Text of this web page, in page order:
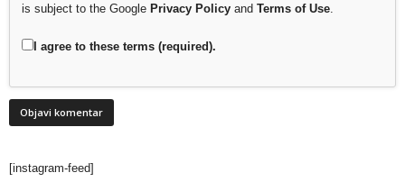
is subject to the Google Privacy Policy and Terms of Use
I agree to these terms (required).
[instagram-feed]